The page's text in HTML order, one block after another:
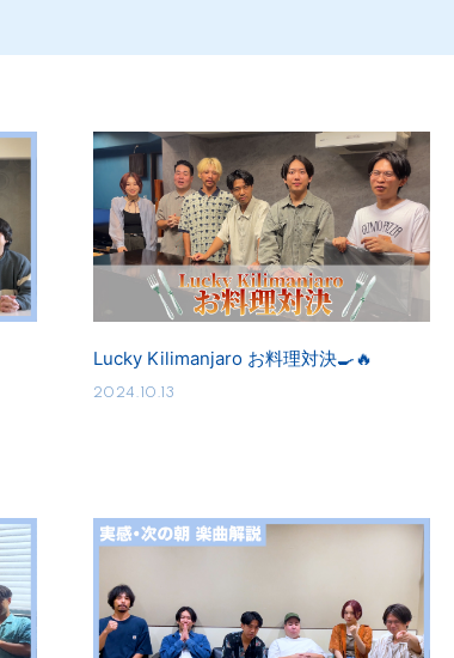
Lucky Kilimanjaro お料理対決🍳🔥
2024.10.13